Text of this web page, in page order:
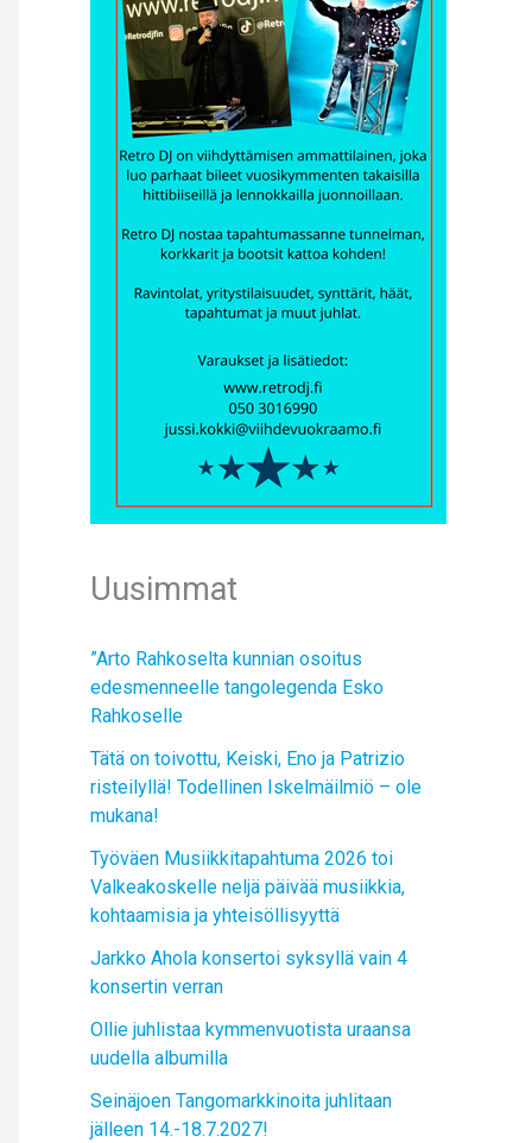
Uusimmat
”Arto Rahkoselta kunnian osoitus
edesmenneelle tangolegenda Esko
Rahkoselle
Tätä on toivottu, Keiski, Eno ja Patrizio
risteilyllä! Todellinen Iskelmäilmiö – ole
mukana!
Työväen Musiikkitapahtuma 2026 toi
Valkeakoskelle neljä päivää musiikkia,
kohtaamisia ja yhteisöllisyyttä
Jarkko Ahola konsertoi syksyllä vain 4
konsertin verran
Ollie juhlistaa kymmenvuotista uraansa
uudella albumilla
Seinäjoen Tangomarkkinoita juhlitaan
jälleen 14.-18.7.2027!